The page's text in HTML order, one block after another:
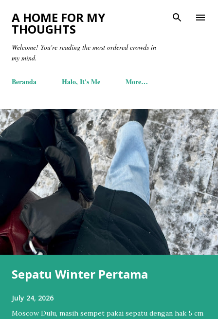
Skip to main content
A HOME FOR MY
THOUGHTS
Welcome! You're reading the most ordered crowds in
my mind.
Beranda Halo, It's Me More…
Sepatu Winter Pertama
July 24, 2026
Moscow Dulu, masih sempet pakai sepatu dengan hak 5 cm